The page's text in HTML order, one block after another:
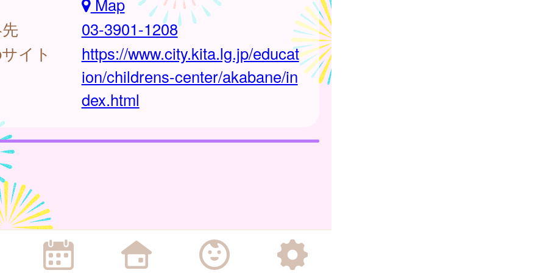
03-3901-1208
イト
https://www.city.kita.lg.jp/educat
ion/childrens-center/akabane/in
dex.html